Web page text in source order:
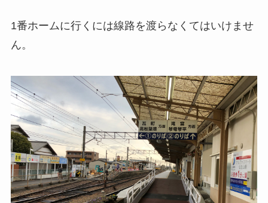
1番ホームに行くには線路を渡らなくてはいけませ
ん。